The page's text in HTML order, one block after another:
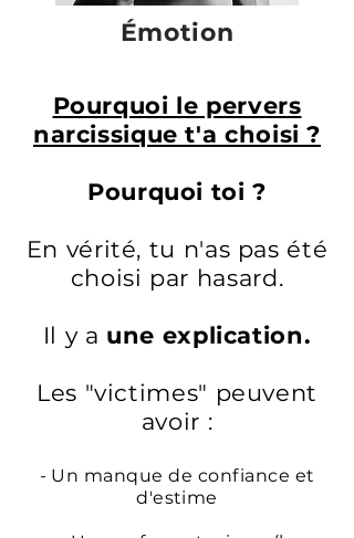
​Émotion
Pourquoi le pervers
narcissique t'a choisi ?
Pourquoi toi ?
En vérité, tu n'as pas été
choisi par hasard.
Il y a une explication.
Les "victimes" peuvent
avoir :
- Un manque de confiance et
d'estime